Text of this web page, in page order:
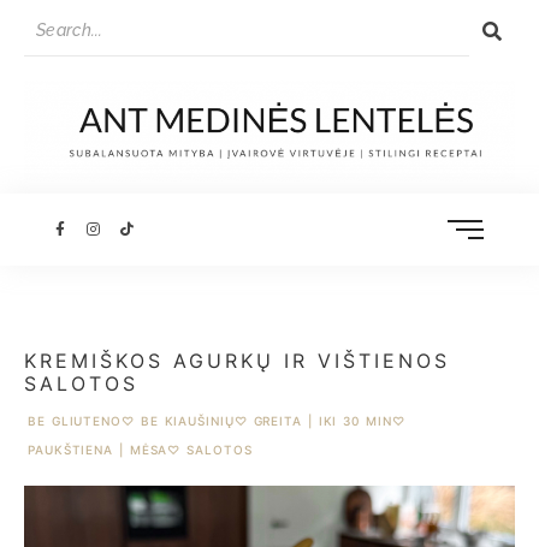
KREMIŠKOS AGURKŲ IR VIŠTIENOS
SALOTOS
BE GLIUTENO ♡ BE KIAUŠINIŲ♡ GREITA | IKI 30 MIN♡
PAUKŠTIENA | MĖSA♡ SALOTOS